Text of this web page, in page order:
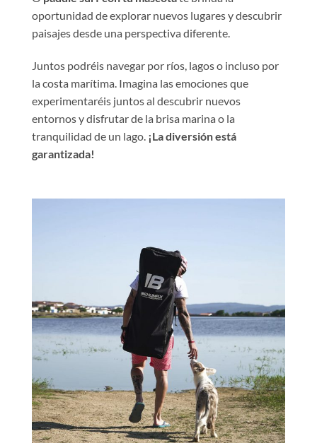
oportunidad de explorar nuevos lugares y descubrir
paisajes desde una perspectiva diferente.
Juntos podréis navegar por ríos, lagos o incluso por
la costa marítima. Imagina las emociones que
experimentaréis juntos al descubrir nuevos
entornos y disfrutar de la brisa marina o la
tranquilidad de un lago. ¡La diversión está
garantizada!